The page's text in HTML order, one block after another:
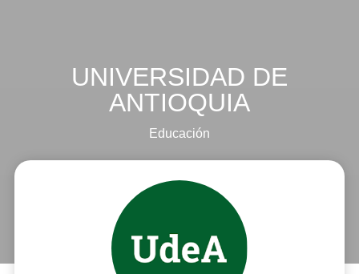
UNIVERSIDAD DE
ANTIOQUIA
Educación